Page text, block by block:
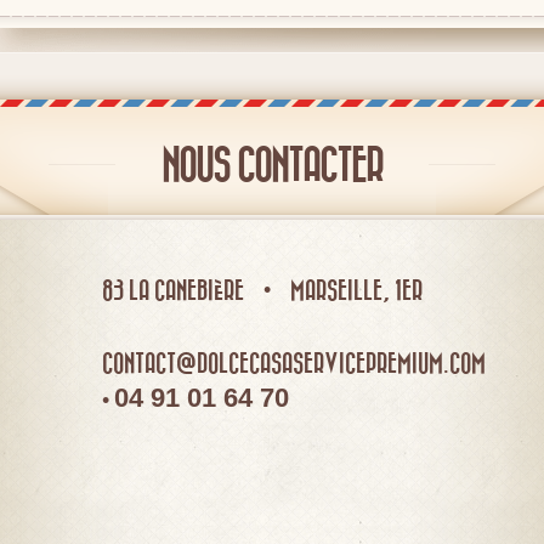
NOUS CONTACTER
83 LA CANEBIÈRE • MARSEILLE, 1ER
CONTACT@DOLCECASASERVICEPREMIUM.COM
• 04 91 01 64 70